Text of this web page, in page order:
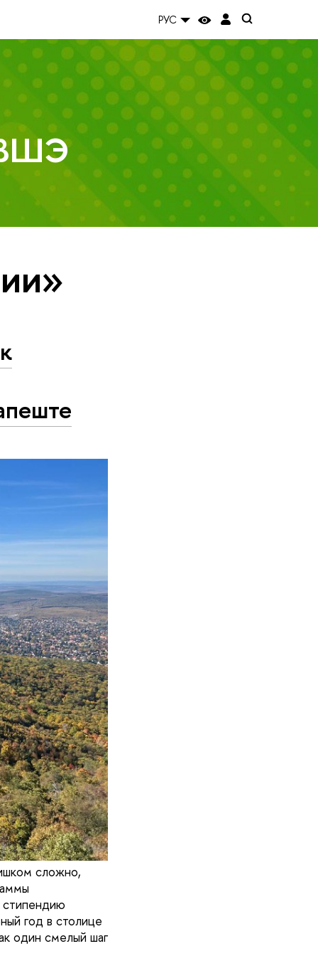
РУС
ВШЭ
сложно,
стипендию
год в столице
один смелый шаг